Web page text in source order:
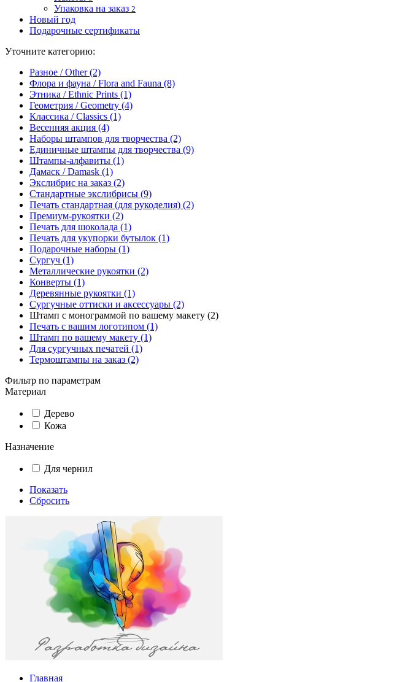
Упаковка на заказ 2
Новый год
Подарочные сертификаты
Уточните категорию:
Разное / Other (2)
Флора и фауна / Flora and Fauna (8)
Этника / Ethnic Prints (1)
Геометрия / Geometry (4)
Классика / Classics (1)
Весенняя акция (4)
Наборы штампов для творчества (2)
Единичные штампы для творчества (9)
Штампы-алфавиты (1)
Дамаск / Damask (1)
Экслибрис на заказ (2)
Стандартные экслибрисы (9)
Печать стандартная (для рукоделия) (2)
Премиум-рукоятки (2)
Печать для шоколада (1)
Печать для укупорки бутылок (1)
Подарочные наборы (1)
Сургуч (1)
Металлические рукоятки (2)
Конверты (1)
Деревянные рукоятки (1)
Сургучные оттиски и аксессуары (2)
Штамп с монограммой по вашему макету (2)
Печать с вашим логотипом (1)
Штамп по вашему макету (1)
Для сургучных печатей (1)
Термоштампы на заказ (2)
Фильтр по параметрам
Материал
Дерево
Кожа
Назначение
Для чернил
Показать
Сбросить
Главная